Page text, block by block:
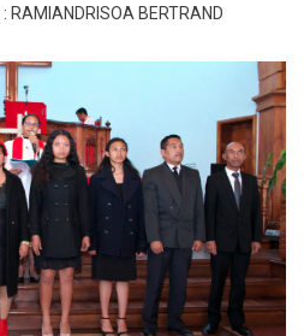
: RAMIANDRISOA BERTRAND